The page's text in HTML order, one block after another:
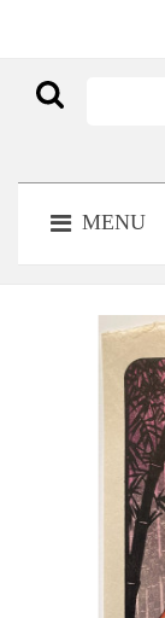
MENU